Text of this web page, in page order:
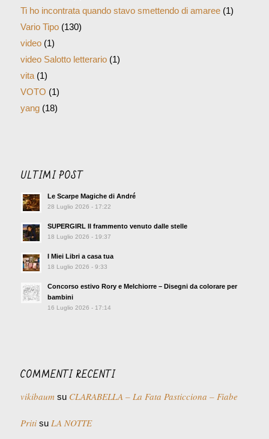
Ti ho incontrata quando stavo smettendo di amaree(1)
Vario Tipo(130)
video(1)
video Salotto letterario(1)
vita(1)
VOTO (1)
yang(18)
ULTIMI POST
Le Scarpe Magiche di André
28 Luglio 2026 - 17:22
SUPERGIRL Il frammento venuto dalle stelle
18 Luglio 2026 - 19:37
I Miei Libri a casa tua
18 Luglio 2026 - 9:33
Concorso estivo Rory e Melchiorre – Disegni da colorare per
bambini
16 Luglio 2026 - 17:14
COMMENTI RECENTI
vikibaumsu CLARABELLA – La Fata Pasticciona – Fiabe
Pritisu LA NOTTE